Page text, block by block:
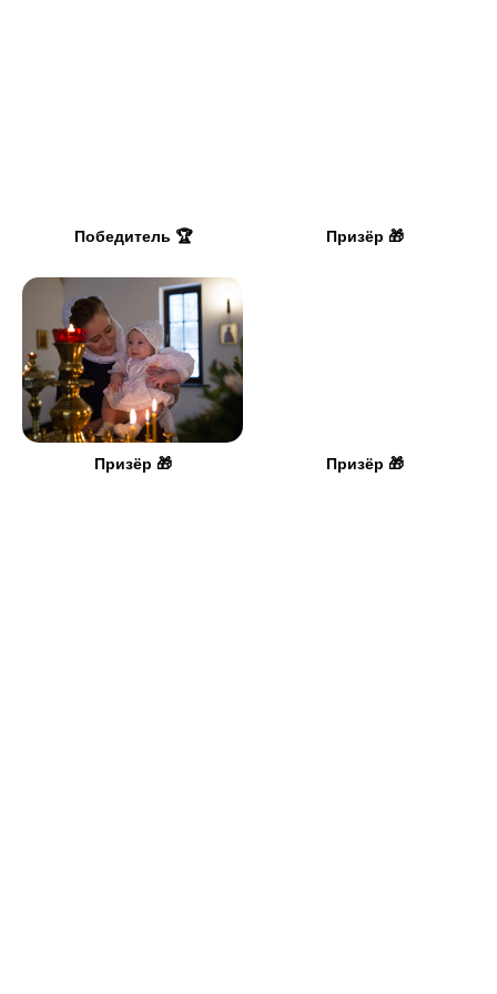
Победитель 🏆 Призёр 🎁
Призёр 🎁 Призёр 🎁